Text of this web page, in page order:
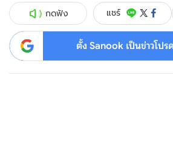
กดฟัง แชร์
ตั้ง Sanook เป็นข่าวโป